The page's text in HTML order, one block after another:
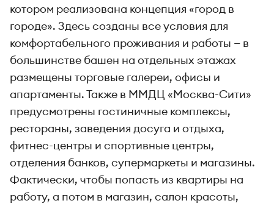
котором реализована концепция «город в
городе». Здесь созданы все условия для
комфортабельного проживания и работы — в
большинстве башен на отдельных этажах
размещены торговые галереи, офисы и
апартаменты. Также в ММДЦ «Москва-Сити»
предусмотрены гостиничные комплексы,
рестораны, заведения досуга и отдыха,
фитнес-центры и спортивные центры,
отделения банков, супермаркеты и магазины.
Фактически, чтобы попасть из квартиры на
работу, а потом в магазин, салон красоты,